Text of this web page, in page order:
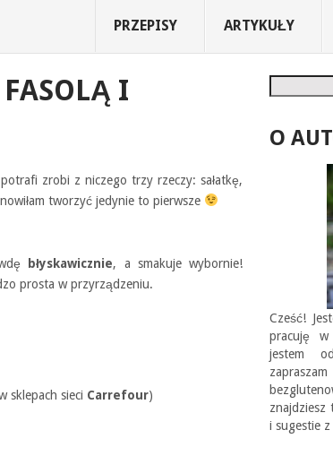
PRZEPISY ARTYKUŁY
I
zrobi z niczego trzy rzeczy: sałatkę,
tworzyć jedynie to pierwsze
błyskawicznie, a smakuje wybornie!
prosta w przyrządzeniu.
sklepach sieci Carrefour)
O
Cześć!
pracuję w
jestem
znajdziesz
i sugestie